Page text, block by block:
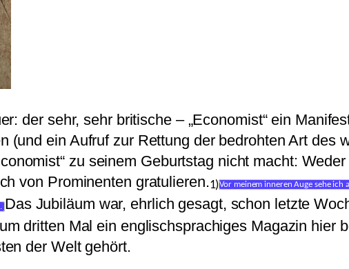
der sehr, sehr britische – „Economist“ ein
ein Aufruf zur Rettung der bedrohten Art des
zu seinem Geburtstag nicht macht:
von Prominenten gratulieren.1)Vor meinem inneren Auge sehe
Das Jubiläum war, ehrlich gesagt, schon letzte
dritten Mal ein englischsprachiges Magazin hier
der Welt gehört.